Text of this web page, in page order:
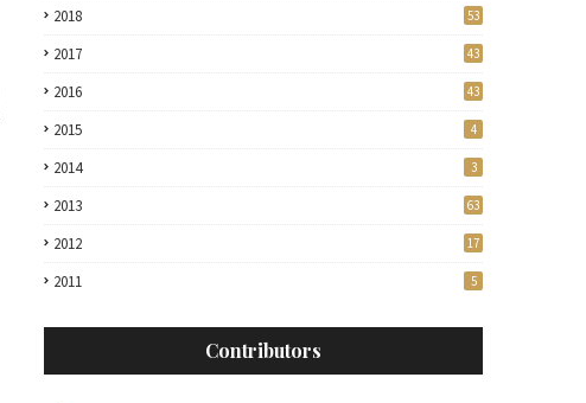
2018 53
2017 43
2016 43
2015 4
2014 3
2013 63
2012 17
2011 5
Contributors